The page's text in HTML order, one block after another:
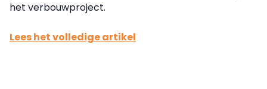
het verbouwproject.
Lees het volledige artikel